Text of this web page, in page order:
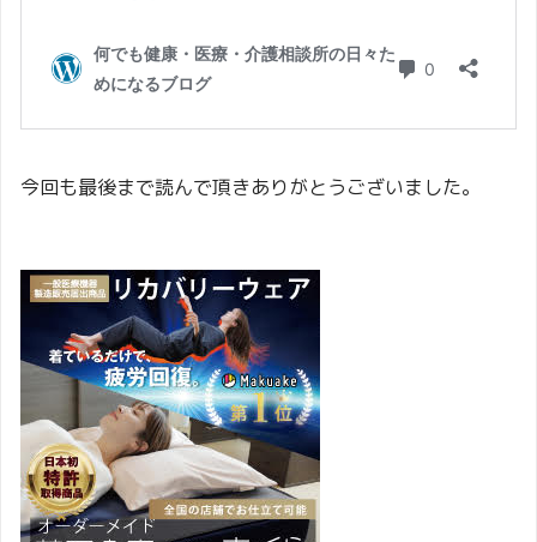
今回も最後まで読んで頂きありがとうございました。